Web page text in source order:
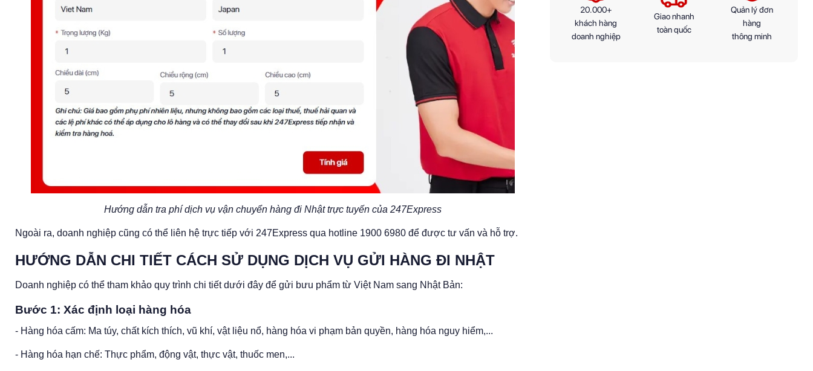
Hướng dẫn tra phí dịch vụ vận chuyển hàng đi Nhật trực tuyến của 247Express
Ngoài ra, doanh nghiệp cũng có thể liên hệ trực tiếp với 247Express qua hotline 1900 6980 để được tư vấn và hỗ trợ.
HƯỚNG DẪN CHI TIẾT CÁCH SỬ DỤNG DỊCH VỤ GỬI HÀNG ĐI NHẬT
Doanh nghiệp có thể tham khảo quy trình chi tiết dưới đây để gửi bưu phẩm từ Việt Nam sang Nhật Bản:
Bước 1: Xác định loại hàng hóa
- Hàng hóa cấm: Ma túy, chất kích thích, vũ khí, vật liệu nổ, hàng hóa vi phạm bản quyền, hàng hóa nguy hiểm,...
- Hàng hóa hạn chế: Thực phẩm, động vật, thực vật, thuốc men,...
20.000+
khách hàng
doanh nghiệp
Giao nhanh
toàn quốc
Quản lý đơn
hàng
thông minh